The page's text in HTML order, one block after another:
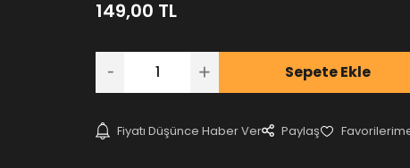
149,00 TL
Sepete Ekle
Fiyatı Düşünce Haber Ver Paylaş